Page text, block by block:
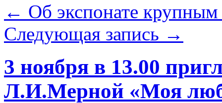
← Об экспонате
Следующая запись →
3 ноября в 13.00
Л.И.Мерной «Моя